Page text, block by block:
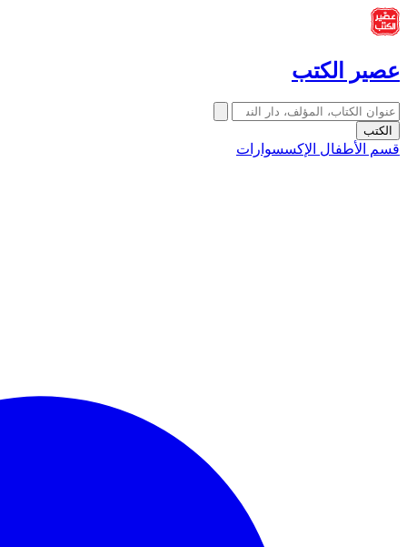
عصير الكتب
الكتب
قسم الأطفال الإكسسوارات